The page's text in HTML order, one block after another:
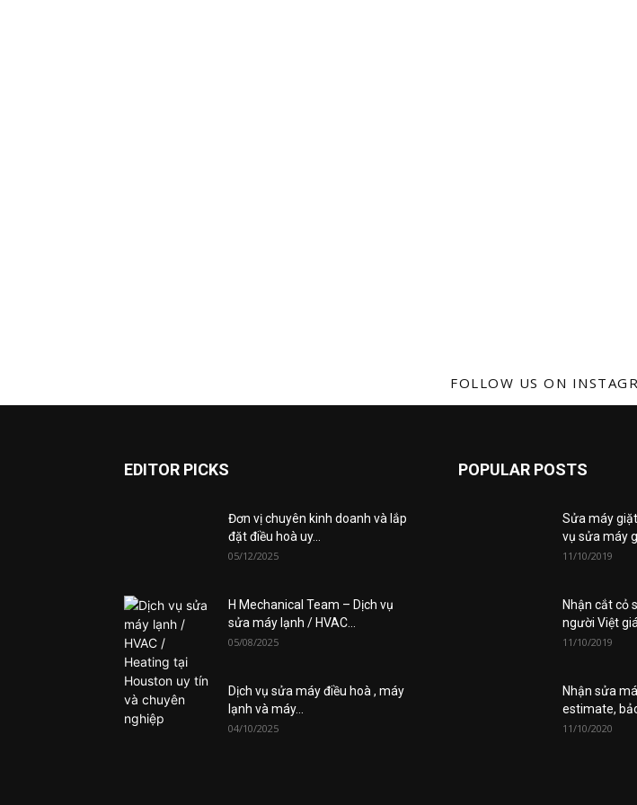
Ngay
dịch
FOLLOW US ON
EDITOR PICKS
Đơn vị chuyên kinh doanh và lắp
đặt điều hoà uy...
05/12/2025
H Mechanical Team – Dịch vụ
sửa máy lạnh / HVAC...
05/08/2025
Dịch vụ sửa máy điều hoà , máy
lạnh và máy...
04/10/2025
POPULAR POSTS
Sửa máy
vụ sửa máy
11/10/2019
Nhận cắt cỏ
người Việt
11/10/2019
Nhận sửa
estimate,
11/10/2020